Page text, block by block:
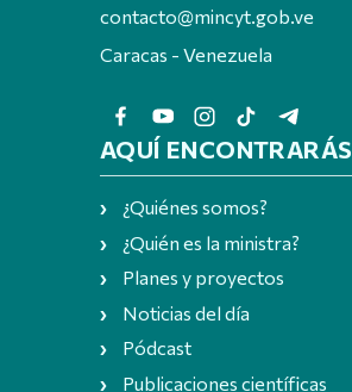
contacto@mincyt.gob.ve
Caracas - Venezuela
AQUÍ ENCONTRARÁS
¿Quiénes somos?
¿Quién es la ministra?
Planes y proyectos
Noticias del día
Pódcast
Publicaciones científicas